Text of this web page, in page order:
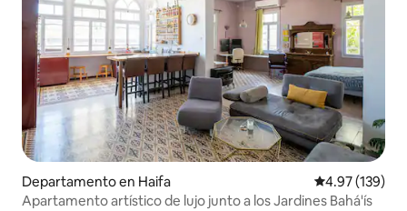
Departamento en Haifa Calificación
4.97 (139)
Apartamento artístico de lujo junto a los Jardines Bahá'ís